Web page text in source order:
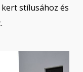
stílusához és